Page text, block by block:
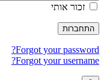
זכור אותי
התחברות
Forgot your password?
Forgot your username?